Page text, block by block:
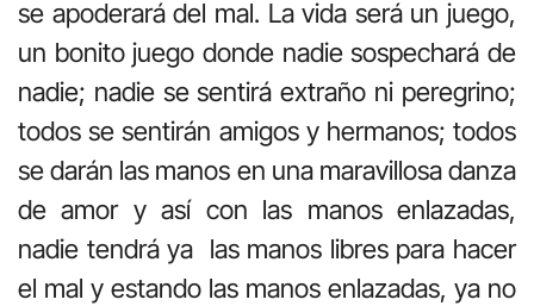
se apoderará del mal. La vida será un juego,
un bonito juego donde nadie sospechará de
nadie; nadie se sentirá extraño ni peregrino;
todos se sentirán amigos y hermanos; todos
se darán las manos en una maravillosa danza
de amor y así con las manos enlazadas,
nadie tendrá ya las manos libres para hacer
el mal y estando las manos enlazadas, ya no